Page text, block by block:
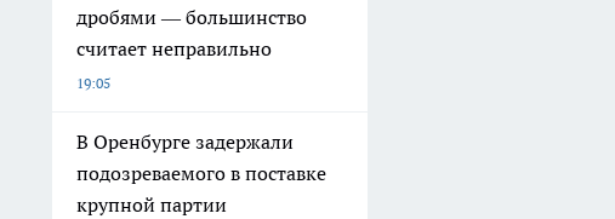
дробями — большинство
считает неправильно
19:05
В Оренбурге задержали
подозреваемого в поставке
крупной партии